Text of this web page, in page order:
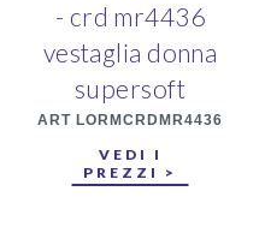
- crd mr4436
vestaglia donna
supersoft
ART LORMCRDMR4436
VEDI I
PREZZI >